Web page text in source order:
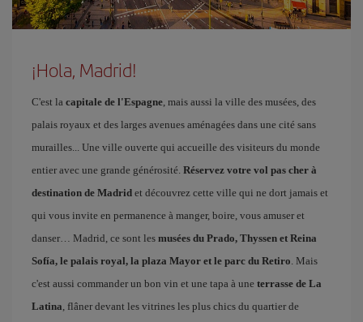
¡Hola, Madrid!
C'est la capitale de l'Espagne, mais aussi la ville des musées, des
palais royaux et des larges avenues aménagées dans une cité sans
murailles... Une ville ouverte qui accueille des visiteurs du monde
entier avec une grande générosité. Réservez votre vol pas cher à
destination de Madrid et découvrez cette ville qui ne dort jamais et
qui vous invite en permanence à manger, boire, vous amuser et
danser… Madrid, ce sont les musées du Prado, Thyssen et Reina
Sofía, le palais royal, la plaza Mayor et le parc du Retiro. Mais
c'est aussi commander un bon vin et une tapa à une terrasse de La
Latina, flâner devant les vitrines les plus chics du quartier de